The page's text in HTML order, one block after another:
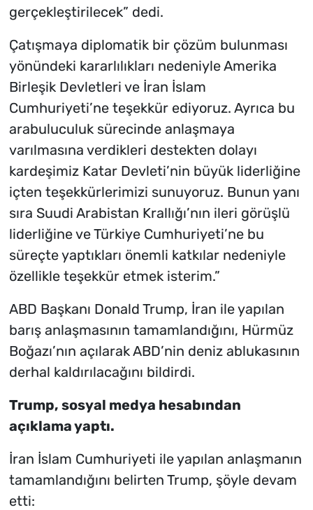
gerçekleştirilecek” dedi.
Çatışmaya diplomatik bir çözüm bulunması
yönündeki kararlılıkları nedeniyle Amerika
Birleşik Devletleri ve İran İslam
Cumhuriyeti’ne teşekkür ediyoruz. Ayrıca bu
arabuluculuk sürecinde anlaşmaya
varılmasına verdikleri destekten dolayı
kardeşimiz Katar Devleti’nin büyük liderliğine
içten teşekkürlerimizi sunuyoruz. Bunun yanı
sıra Suudi Arabistan Krallığı’nın ileri görüşlü
liderliğine ve Türkiye Cumhuriyeti’ne bu
süreçte yaptıkları önemli katkılar nedeniyle
özellikle teşekkür etmek isterim.”
ABD Başkanı Donald Trump, İran ile yapılan
barış anlaşmasının tamamlandığını, Hürmüz
Boğazı’nın açılarak ABD’nin deniz ablukasının
derhal kaldırılacağını bildirdi.
Trump, sosyal medya hesabından
açıklama yaptı.
İran İslam Cumhuriyeti ile yapılan anlaşmanın
tamamlandığını belirten Trump, şöyle devam
etti: